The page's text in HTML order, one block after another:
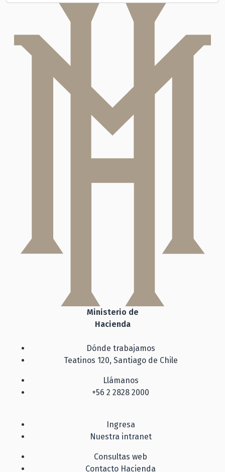
Ministerio de
Hacienda
Dónde trabajamos
Teatinos 120, Santiago de Chile
Llámanos
+56 2 2828 2000
Ingresa
Nuestra intranet
Consultas web
Contacto Hacienda